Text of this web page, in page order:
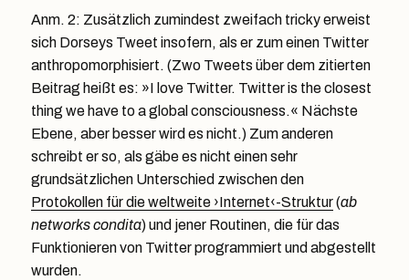
Anm. 2: Zusätzlich zumindest zweifach tricky erweist
sich Dorseys Tweet insofern, als er zum einen Twitter
anthropomorphisiert. (Zwo Tweets über dem zitierten
Beitrag heißt es: »I love Twitter. Twitter is the closest
thing we have to a global consciousness.« Nächste
Ebene, aber besser wird es nicht.) Zum anderen
schreibt er so, als gäbe es nicht einen sehr
grundsätzlichen Unterschied zwischen den
Protokollen für die weltweite ›Internet‹-Struktur(ab
networks condita) und jener Routinen, die für das
Funktionieren von Twitter programmiert und abgestellt
wurden.